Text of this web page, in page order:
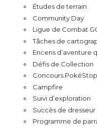
Études de terrain
Community Day
Ligue de Combat
Tâches de
Encens d’aventure
Défis de Collection
Concours
Campfire
Suivi d’exploration
Succès de dresseur
Programme de